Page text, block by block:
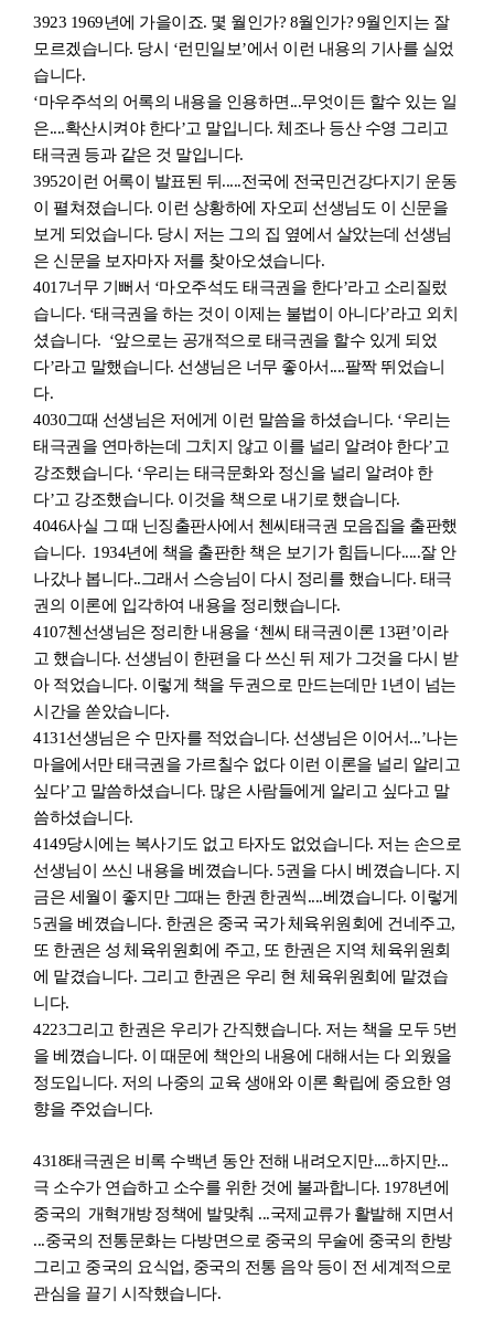
3923 1969년에 가을이죠. 몇 월인가? 8월인가? 9월인지는 잘
모르겠습니다. 당시 ‘런민일보’에서 이런 내용의 기사를 실었
습니다.
‘마우주석의 어록의 내용을 인용하면...무엇이든 할수 있는 일
은....확산시켜야 한다’고 말입니다. 체조나 등산 수영 그리고
태극권 등과 같은 것 말입니다.
3952이런 어록이 발표된 뒤.....전국에 전국민건강다지기 운동
이 펼쳐졌습니다. 이런 상황하에 자오피 선생님도 이 신문을
보게 되었습니다. 당시 저는 그의 집 옆에서 살았는데 선생님
은 신문을 보자마자 저를 찾아오셨습니다.
4017너무 기뻐서 ‘마오주석도 태극권을 한다’라고 소리질렀
습니다. ‘태극권을 하는 것이 이제는 불법이 아니다’라고 외치
셨습니다. ‘앞으로는 공개적으로 태극권을 할수 있게 되었
다’라고 말했습니다. 선생님은 너무 좋아서....팔짝 뛰었습니
다.
4030그때 선생님은 저에게 이런 말씀을 하셨습니다. ‘우리는
태극권을 연마하는데 그치지 않고 이를 널리 알려야 한다’고
강조했습니다. ‘우리는 태극문화와 정신을 널리 알려야 한
다’고 강조했습니다. 이것을 책으로 내기로 했습니다.
4046사실 그 때 닌징출판사에서 첸씨태극권 모음집을 출판했
습니다. 1934년에 책을 출판한 책은 보기가 힘듭니다.....잘 안
나갔나 봅니다..그래서 스승님이 다시 정리를 했습니다. 태극
권의 이론에 입각하여 내용을 정리했습니다.
4107첸선생님은 정리한 내용을 ‘첸씨 태극권이론 13편’이라
고 했습니다. 선생님이 한편을 다 쓰신 뒤 제가 그것을 다시 받
아 적었습니다. 이렇게 책을 두권으로 만드는데만 1년이 넘는
시간을 쏟았습니다.
4131선생님은 수 만자를 적었습니다. 선생님은 이어서...’나는
마을에서만 태극권을 가르칠수 없다 이런 이론을 널리 알리고
싶다’고 말씀하셨습니다. 많은 사람들에게 알리고 싶다고 말
씀하셨습니다.
4149당시에는 복사기도 없고 타자도 없었습니다. 저는 손으로
선생님이 쓰신 내용을 베꼈습니다. 5권을 다시 베꼈습니다. 지
금은 세월이 좋지만 그때는 한권 한권씩....베꼈습니다. 이렇게
5권을 베꼈습니다. 한권은 중국 국가체육위원회에 건네주고,
또 한권은 성 체육위원회에 주고, 또 한권은 지역 체육위원회
에 맡겼습니다. 그리고 한권은 우리 현 체육위원회에 맡겼습
니다.
4223그리고 한권은 우리가 간직했습니다. 저는 책을 모두 5번
을 베꼈습니다. 이 때문에 책안의 내용에 대해서는 다 외웠을
정도입니다. 저의 나중의 교육 생애와 이론 확립에 중요한 영
향을 주었습니다.
4318태극권은 비록 수백년 동안 전해 내려오지만....하지만...
극 소수가 연습하고 소수를 위한 것에 불과합니다. 1978년에
중국의 개혁개방 정책에 발맞춰 ...국제교류가 활발해 지면서
...중국의 전통문화는 다방면으로 중국의 무술에 중국의 한방
그리고 중국의 요식업, 중국의 전통 음악 등이 전 세계적으로
관심을 끌기 시작했습니 다.